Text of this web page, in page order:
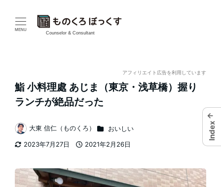
MENU
Counselor & Consultant
アフィリエイト広告を利用しています
鮨 小料理處 あじま（東京・浅草橋）握り
ランチが絶品だった
2023年7月27日
2021年2月26日
著
者
大東 信仁（ものくろ） カテゴリー
おいしい
←
Index